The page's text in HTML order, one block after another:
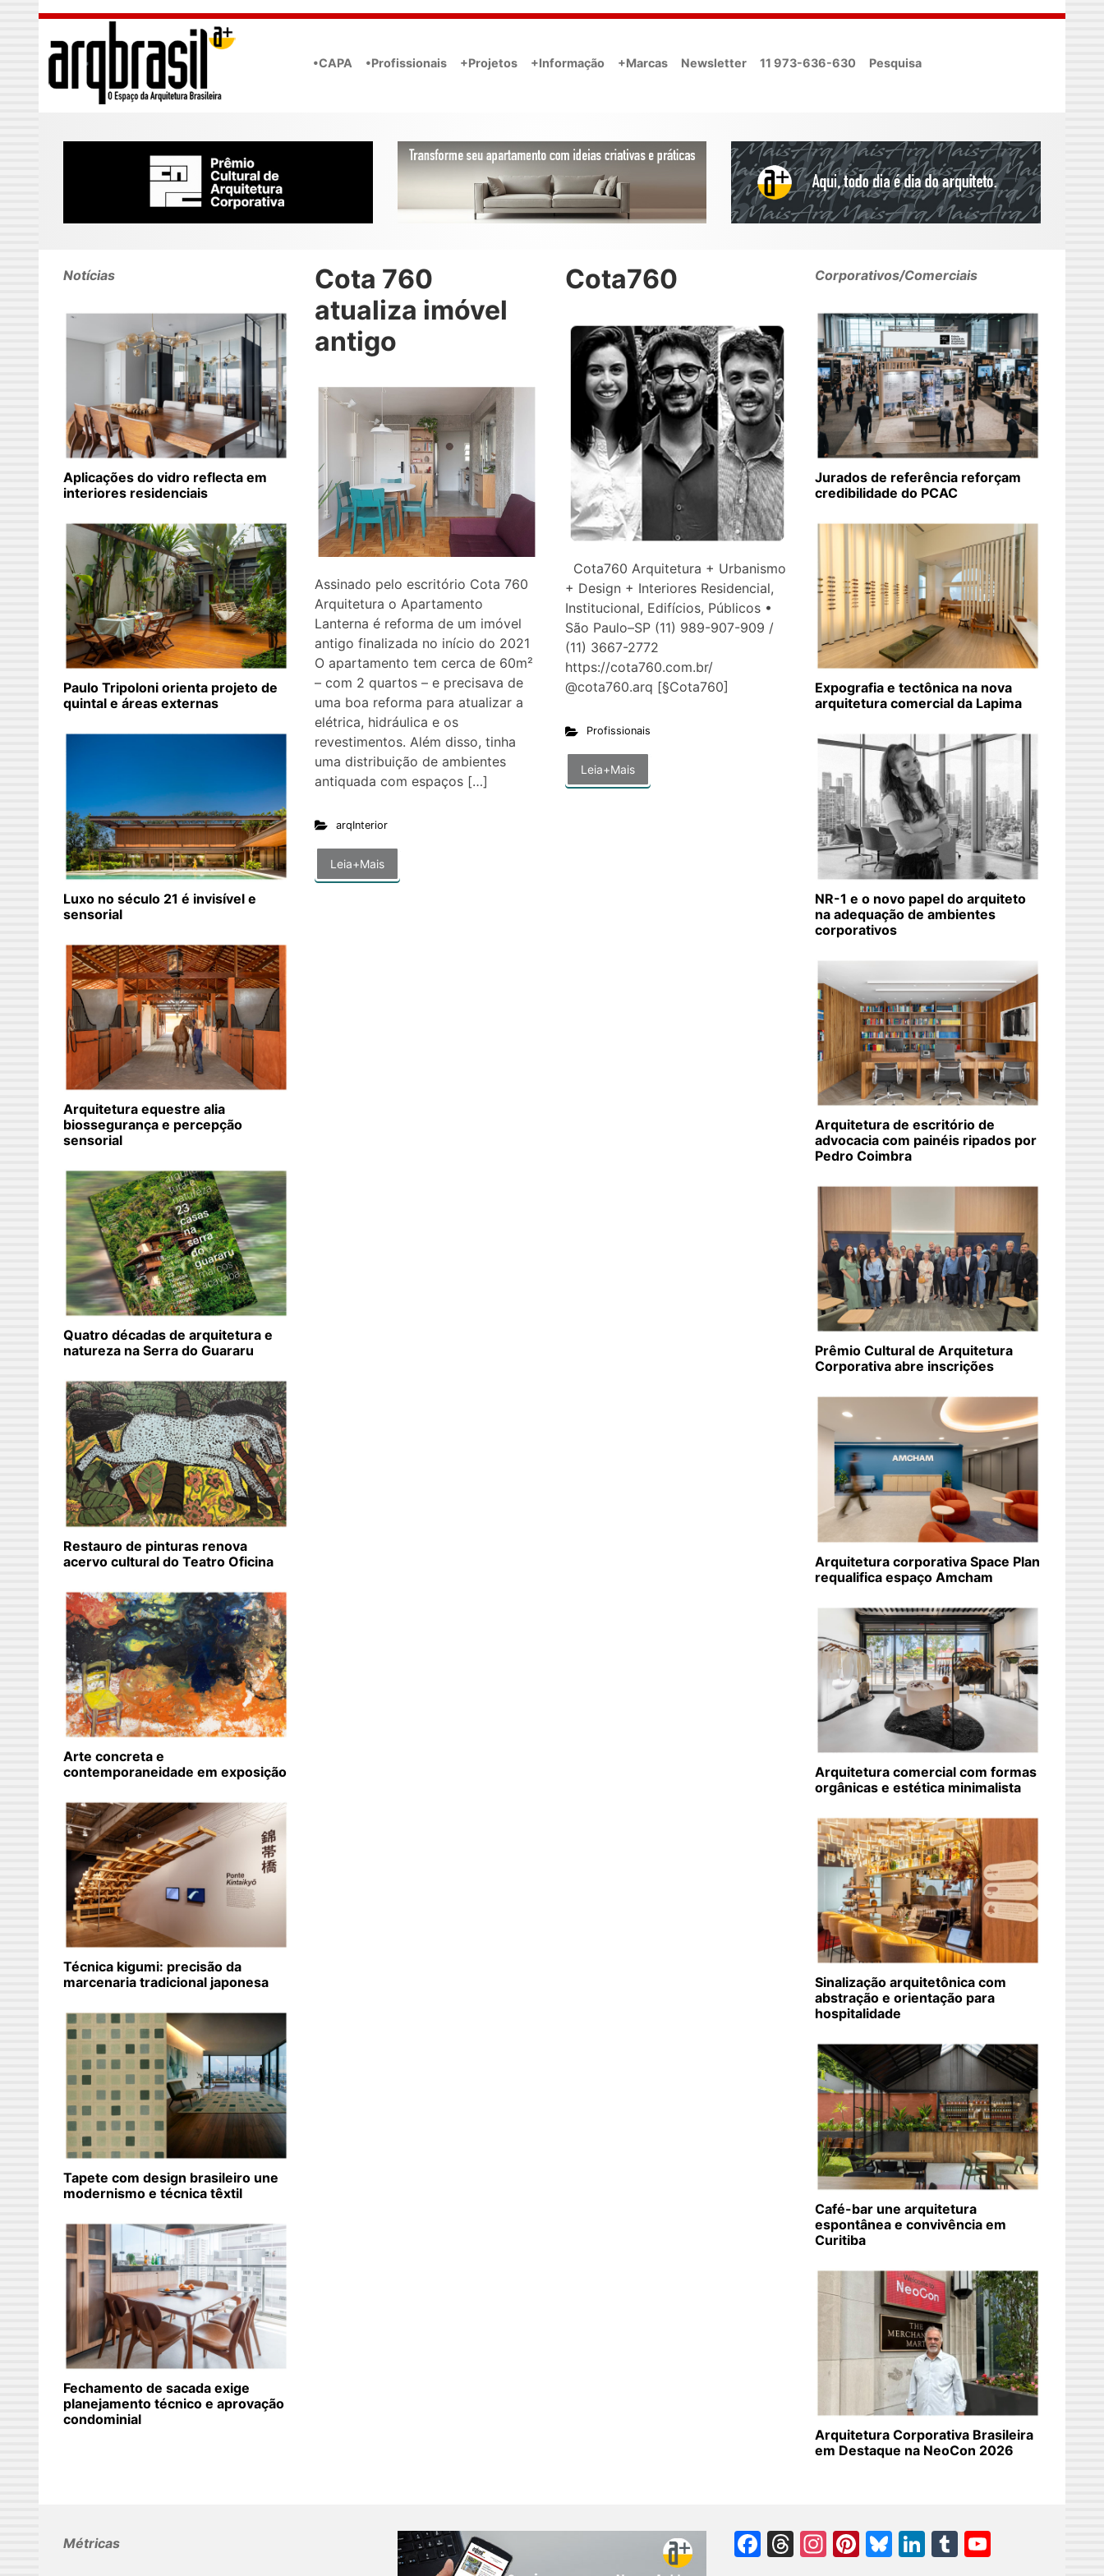
Skip to main content
•CAPA •Profissionais +Projetos +Informação +Marcas Newsletter 11 973-636-630 Pesquisa
Cota 760
atualiza imóvel
antigo
Assinado pelo escritório Cota 760
Arquitetura o Apartamento
Lanterna é reforma de um imóvel
antigo finalizada no início do 2021
O apartamento tem cerca de 60m²
– com 2 quartos – e precisava de
uma boa reforma para atualizar a
elétrica, hidráulica e os
revestimentos. Além disso, tinha
uma distribuição de ambientes
antiquada com espaços […]
arqInterior
Leia+Mais
Cota760
Cota760 Arquitetura + Urbanismo
+ Design + Interiores Residencial,
Institucional, Edifícios, Públicos •
São Paulo–SP (11) 989-907-909 /
(11) 3667-2772
https://cota760.com.br/
@cota760.arq [§Cota760]
Profissionais
Leia+Mais
Notícias
Aplicações do vidro reflecta em
interiores residenciais
Paulo Tripoloni orienta projeto de
quintal e áreas externas
Luxo no século 21 é invisível e
sensorial
Arquitetura equestre alia
biossegurança e percepção
sensorial
Quatro décadas de arquitetura e
natureza na Serra do Guararu
Restauro de pinturas renova
acervo cultural do Teatro Oficina
Arte concreta e
contemporaneidade em exposição
Técnica kigumi: precisão da
marcenaria tradicional japonesa
Tapete com design brasileiro une
modernismo e técnica têxtil
Fechamento de sacada exige
planejamento técnico e aprovação
condominial
Corporativos/Comerciais
Jurados de referência reforçam
credibilidade do PCAC
Expografia e tectônica na nova
arquitetura comercial da Lapima
NR-1 e o novo papel do arquiteto
na adequação de ambientes
corporativos
Arquitetura de escritório de
advocacia com painéis ripados por
Pedro Coimbra
Prêmio Cultural de Arquitetura
Corporativa abre inscrições
Arquitetura corporativa Space Plan
requalifica espaço Amcham
Arquitetura comercial com formas
orgânicas e estética minimalista
Sinalização arquitetônica com
abstração e orientação para
hospitalidade
Café-bar une arquitetura
espontânea e convivência em
Curitiba
Arquitetura Corporativa Brasileira
em Destaque na NeoCon 2026
Métricas Facebook
Threads
Instagram
Pinterest
Bluesky
LinkedIn
Tumblr